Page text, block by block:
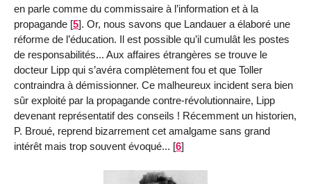
en parle comme du commissaire à l’information et à la
propagande [5]. Or, nous savons que Landauer a élaboré une
réforme de l’éducation. Il est possible qu’il cumulât les postes
de responsabilités... Aux affaires étrangères se trouve le
docteur Lipp qui s’avéra complètement fou et que Toller
contraindra à démissionner. Ce malheureux incident sera bien
sûr exploité par la propagande contre-révolutionnaire, Lipp
devenant représentatif des conseils ! Récemment un historien,
P. Broué, reprend bizarrement cet amalgame sans grand
intérêt mais trop souvent évoqué... [6]